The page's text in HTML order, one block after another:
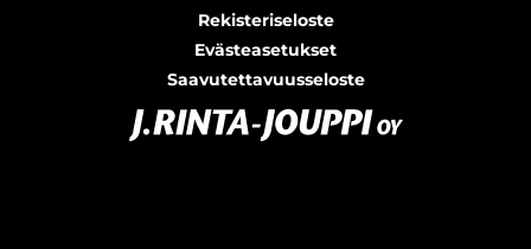
Rekisteriseloste
Evästeasetukset
Saavutettavuusseloste